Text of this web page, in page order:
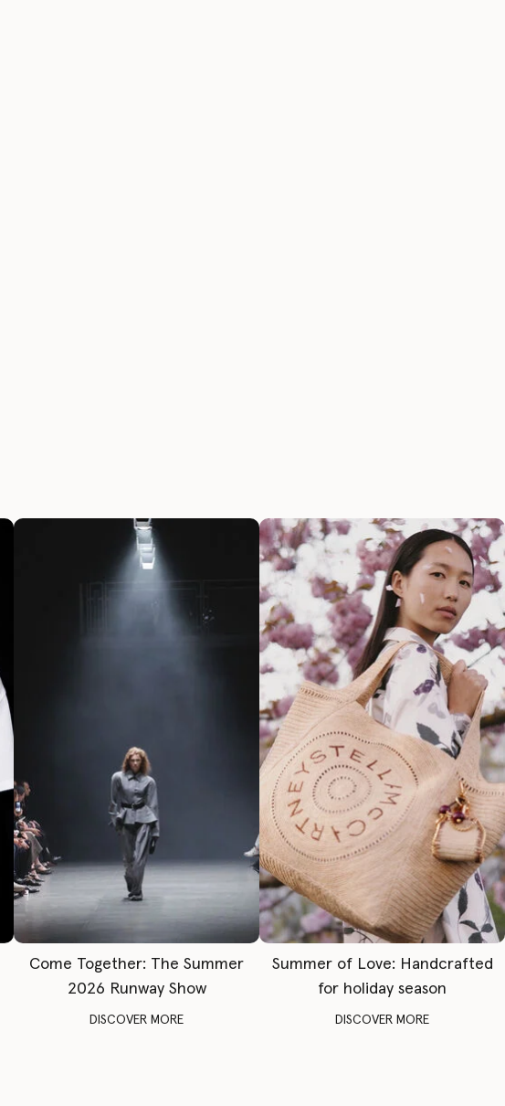
Come Together: The Summer
2026 Runway Show
DISCOVER MORE
Summer of Love: Handcrafted
for holiday season
DISCOVER MORE